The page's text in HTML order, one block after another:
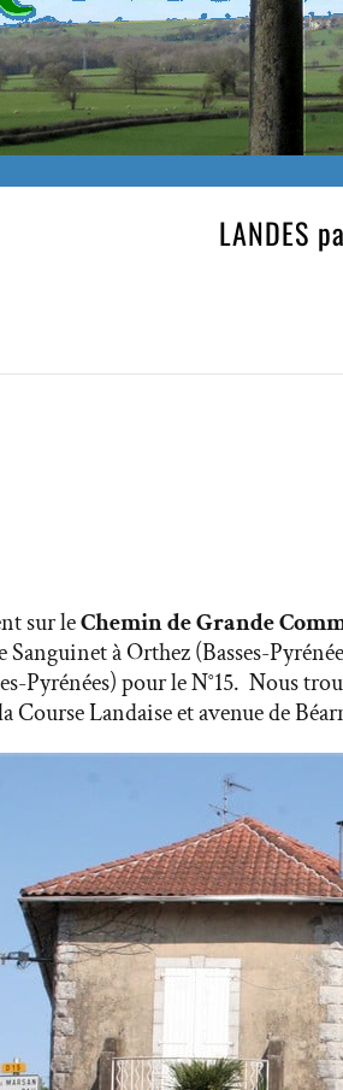
LANDES
sur leChemin de Grande
Sanguinet à Orthez (Basses-
Pyrénées) pour le N°15. Nous
Course Landaise et avenue de